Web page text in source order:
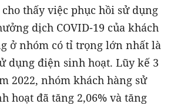
cho thấy việc phục hồi sử dụng
dịch COVID-19 của khách
ở nhóm có tỉ trọng lớn nhất là
dụng điện sinh hoạt. Lũy kế 3
2022, nhóm khách hàng sử
hoạt đã tăng 2,06% và tăng